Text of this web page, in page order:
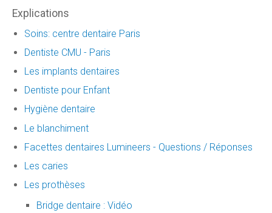
Explications
Soins: centre dentaire Paris
Dentiste CMU - Paris
Les implants dentaires
Dentiste pour Enfant
Hygiène dentaire
Le blanchiment
Facettes dentaires Lumineers - Questions / Réponses
Les caries
Les prothèses
Bridge dentaire : Vidéo